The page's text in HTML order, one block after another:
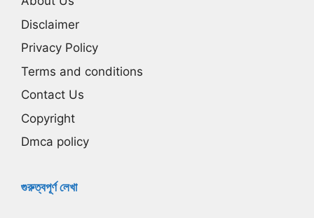
Disclaimer
Privacy Policy
Terms and conditions
Contact Us
Copyright
Dmca policy
গুরুত্বপূর্ণ লেখা